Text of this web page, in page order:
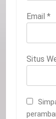
Email *
Situs